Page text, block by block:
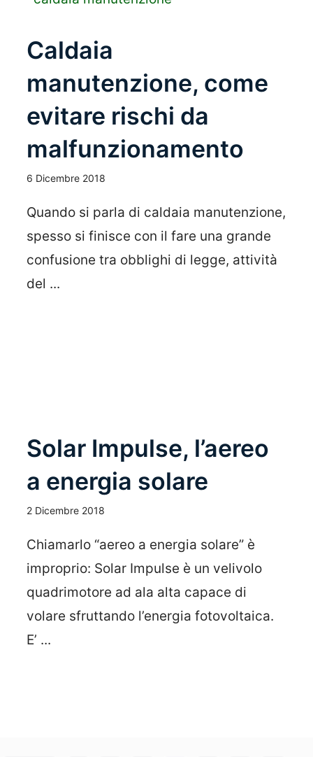
Caldaia
manutenzione, come
evitare rischi da
malfunzionamento
6 Dicembre 2018
Quando si parla di caldaia manutenzione,
spesso si finisce con il fare una grande
confusione tra obblighi di legge, attività
del ...
Solar Impulse, l’aereo
a energia solare
2 Dicembre 2018
Chiamarlo “aereo a energia solare” è
improprio: Solar Impulse è un velivolo
quadrimotore ad ala alta capace di
volare sfruttando l’energia fotovoltaica.
E’ ...